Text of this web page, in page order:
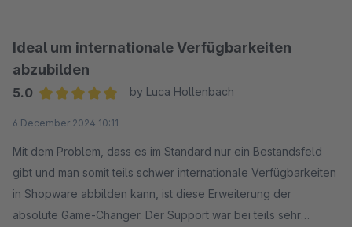
und lösungsorientiert. Auch individuelle Feature-Wünsche
werden zügig umgesetzt, sodass man sich als Kunde wirklich
ernst genommen und wertgeschätzt fühlt. Absolute
Ideal um internationale Verfügbarkeiten
abzubilden
5.0
by Luca Hollenbach
6 December 2024 10:11
Mit dem Problem, dass es im Standard nur ein Bestandsfeld
gibt und man somit teils schwer internationale Verfügbarkeiten
in Shopware abbilden kann, ist diese Erweiterung der
absolute Game-Changer. Der Support war bei teils sehr